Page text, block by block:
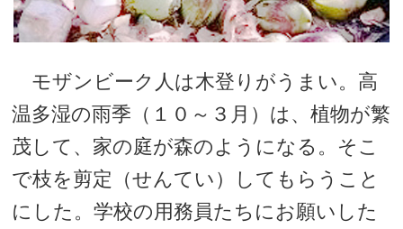
モザンビーク人は木登りがうまい。高
温多湿の雨季（１０～３月）は、植物が繁
茂して、家の庭が森のようになる。そこ
で枝を剪定（せんてい）してもらうこと
にした。学校の用務員たちにお願いした